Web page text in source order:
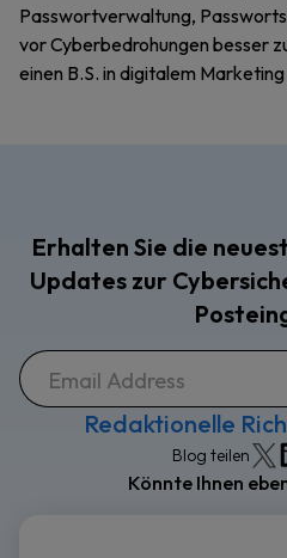
Passwortverwaltung,
vor Cyberbedrohungen besser
einen B.S. in digitalem
Erhalten Sie die
Updates zur
Redaktionelle
Blog teilen
Könnte Ihnen